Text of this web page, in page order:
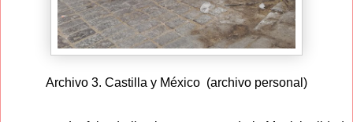
Archivo 3. Castilla y México (archivo personal)